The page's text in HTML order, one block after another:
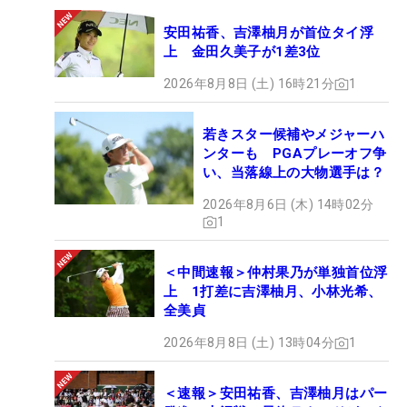
安田祐香、吉澤柚月が首位タイ浮
上 金田久美子が1差3位
2026年8月8日 (土) 16時21分 1
若きスター候補やメジャーハ
ンターも PGAプレーオフ争
い、当落線上の大物選手は？
2026年8月6日 (木) 14時02分
1
＜中間速報＞仲村果乃が単独首位浮
上 1打差に吉澤柚月、小林光希、
全美貞
2026年8月8日 (土) 13時04分 1
＜速報＞安田祐香、吉澤柚月はパー